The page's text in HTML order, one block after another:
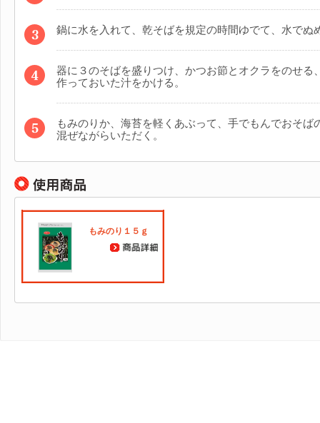
鍋に水を入れて、乾そばを規定の時間ゆでて、水でぬ
器に３のそばを盛りつけ、かつお節とオクラをのせる
作っておいた汁をかける。
もみのりか、海苔を軽くあぶって、手でもんでおそば
混ぜながらいただく。
もみのり１５ｇ